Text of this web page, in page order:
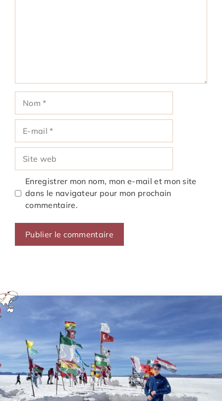
mail
web
Enregistrer mon nom, mon e-mail et mon site
dans le navigateur pour mon prochain
commentaire.